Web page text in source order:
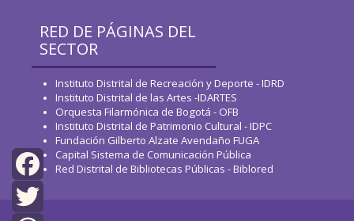
Facebook
RED DE PÁGINAS DEL
SECTOR
Instituto Distrital de Recreación y Deporte - IDRD
Instituto Distrital de las Artes -IDARTES
Orquesta Filarmónica de Bogotá - OFB
Instituto Distrital de Patrimonio Cultural - IDPC
Fundación Gilberto Alzate Avendaño FUGA
Capital Sistema de Comunicación Pública
Red Distrital de Bibliotecas Públicas - Biblored